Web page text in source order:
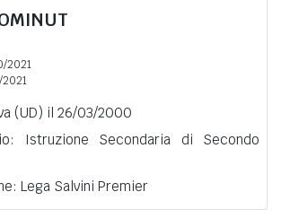
2021
2021
(UD) il 26/03/2000
Istruzione Secondaria di Secondo
Lega Salvini Premier